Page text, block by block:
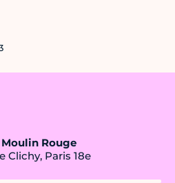
Rouge
Clichy, Paris 18e